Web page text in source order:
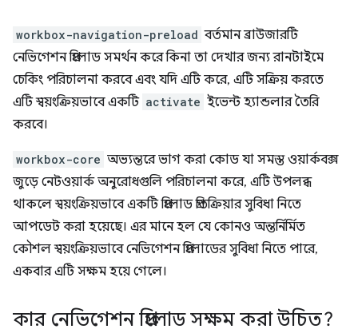
workbox-navigation-preload বর্তমান ব্রাউজারটি
নেভিগেশন প্রিলোড সমর্থন করে কিনা তা দেখার জন্য রানটাইমে
চেকিং পরিচালনা করবে এবং যদি এটি করে, এটি সক্রিয় করতে
এটি স্বয়ংক্রিয়ভাবে একটি activate ইভেন্ট হ্যান্ডলার তৈরি
করবে।
workbox-core অভ্যন্তরে ভাগ করা কোড যা সমস্ত ওয়ার্কবক্স
জুড়ে নেটওয়ার্ক অনুরোধগুলি পরিচালনা করে, এটি উপলব্ধ
থাকলে স্বয়ংক্রিয়ভাবে একটি প্রিলোড প্রতিক্রিয়ার সুবিধা নিতে
আপডেট করা হয়েছে। এর মানে হল যে কোনও অন্তর্নির্মিত
কৌশল স্বয়ংক্রিয়ভাবে নেভিগেশন প্রিলোডের সুবিধা নিতে পারে,
একবার এটি সক্ষম হয়ে গেলে।
কার নেভিগেশন প্রিলোড সক্ষম করা উচিত?